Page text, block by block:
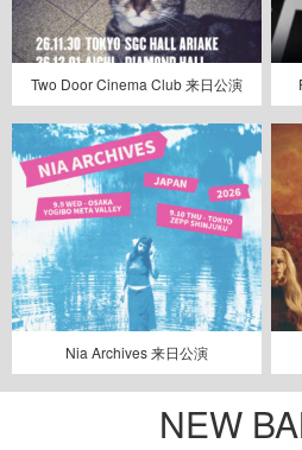
Two Door Cinema Club 来日公演
Nia Archives 来日公演
NEW